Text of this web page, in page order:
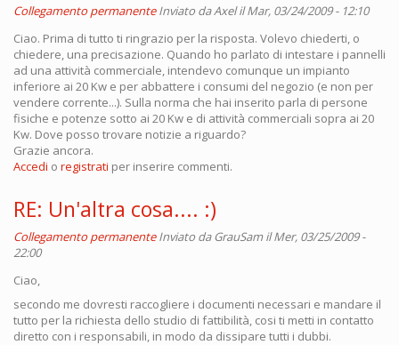
Collegamento permanente Inviato daAxelil Mar, 03/24/2009 - 12:10
Ciao. Prima di tutto ti ringrazio per la risposta. Volevo chiederti, o
chiedere, una precisazione. Quando ho parlato di intestare i pannelli
ad una attività commerciale, intendevo comunque un impianto
inferiore ai 20 Kw e per abbattere i consumi del negozio (e non per
vendere corrente...). Sulla norma che hai inserito parla di persone
fisiche e potenze sotto ai 20 Kw e di attività commerciali sopra ai 20
Kw. Dove posso trovare notizie a riguardo?
Grazie ancora.
Accedi o registrati per inserire commenti.
RE: Un'altra cosa.... :)
Collegamento permanente Inviato daGrauSamil Mer, 03/25/2009 -
22:00
Ciao,
secondo me dovresti raccogliere i documenti necessari e mandare il
tutto per la richiesta dello studio di fattibilità, cosi ti metti in contatto
diretto con i responsabili, in modo da dissipare tutti i dubbi.